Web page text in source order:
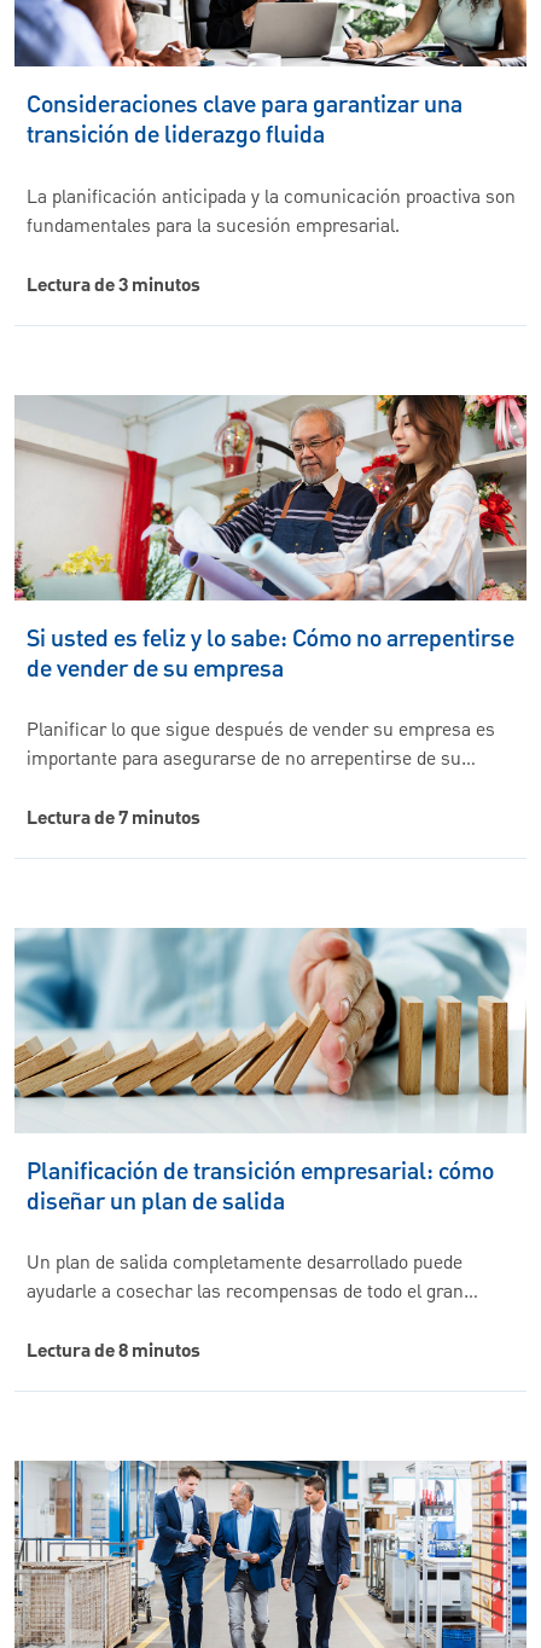
Consideraciones clave para garantizar una
transición de liderazgo fluida
La planificación anticipada y la comunicación proactiva son
fundamentales para la sucesión empresarial.
Lectura de 3 minutos
Si usted es feliz y lo sabe: Cómo no arrepentirse
de vender de su empresa
Planificar lo que sigue después de vender su empresa es
importante para asegurarse de no arrepentirse de su…
Lectura de 7 minutos
Planificación de transición empresarial: cómo
diseñar un plan de salida
Un plan de salida completamente desarrollado puede
ayudarle a cosechar las recompensas de todo el gran…
Lectura de 8 minutos